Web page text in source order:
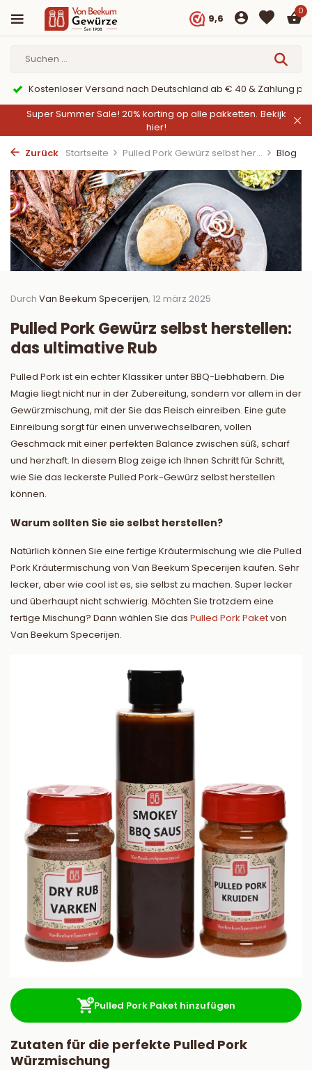
9,6
0
Kostenloser Versand nach Deutschland ab € 40 & Zahlung
Super Summer Sale! 20% korting op alle pakketten. Bekijk
hier!
Zurück Startseite Pulled Pork Gewürz selbst her... Blog
Durch Van Beekum Specerijen, 12 märz 2025
Pulled Pork Gewürz selbst herstellen:
das ultimative Rub
Pulled Pork ist ein echter Klassiker unter BBQ-Liebhabern. Die
Magie liegt nicht nur in der Zubereitung, sondern vor allem in der
Gewürzmischung, mit der Sie das Fleisch einreiben. Eine gute
Einreibung sorgt für einen unverwechselbaren, vollen
Geschmack mit einer perfekten Balance zwischen süß, scharf
und herzhaft. In diesem Blog zeige ich Ihnen Schritt für Schritt,
wie Sie das leckerste Pulled Pork-Gewürz selbst herstellen
können.
Warum sollten Sie sie selbst herstellen?
Natürlich können Sie eine fertige Kräutermischung wie die Pulled
Pork Kräutermischung von Van Beekum Specerijen kaufen. Sehr
lecker, aber wie cool ist es, sie selbst zu machen. Super lecker
und überhaupt nicht schwierig. Möchten Sie trotzdem eine
fertige Mischung? Dann wählen Sie das Pulled Pork Paketvon
Van Beekum Specerijen.
Pulled Pork Paket hinzufügen
Zutaten für die perfekte Pulled Pork
Würzmischung